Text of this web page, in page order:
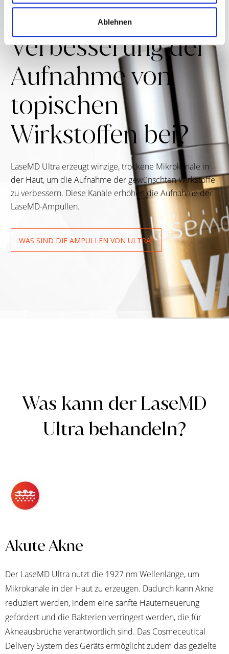
Ablehnen
Wie trägt Ultra zur
Verbesserung der
Aufnahme von
topischen
Wirkstoffen bei?
LaseMD Ultra erzeugt winzige, trockene Mikrokanäle in
der Haut, um die Aufnahme der gewünschten Wirkstoffe
zu verbessern. Diese Kanäle erhöhen die Aufnahme der
LaseMD-Ampullen.
WAS SIND DIE AMPULLEN VON ULTRA?
Was kann der LaseMD
Ultra behandeln?
Akute Akne
Der LaseMD Ultra nutzt die 1927 nm Wellenlänge, um
Mikrokanäle in der Haut zu erzeugen. Dadurch kann Akne
reduziert werden, indem eine sanfte Hauterneuerung
gefördert und die Bakterien verringert werden, die für
Akneausbrüche verantwortlich sind. Das Cosmeceutical
Delivery System des Geräts ermöglicht zudem das gezielte